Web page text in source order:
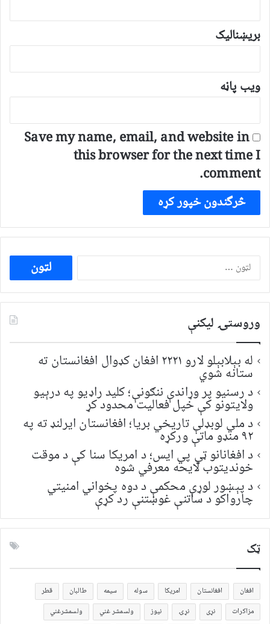
بریښنالیک
ویب پاڼه
Save my name, email, and website in
this browser for the next time I
comment.
ددی
لپاره
لټون:
وروستۍ ليکنې
له بېلابېلو لارو ۲۲۲۱ افغان کډوال افغانستان ته
ستانه شوي
د رسنیو پر وړاندې ننګونې؛ کلید راډیو په درېیو
ولایتونو کې خپل فعالیت محدود کړ
د ملي لوبډلې تاریخي بریا؛ افغانستان ایرلنډ ته په
۹۲ منډو ماتې ورکړه
د افغانانو ټي پي ایس؛ د امریکا سنا کې د موقت
خونديتوب لایحه معرفي شوه
د پېښور لوړې محکمې د دوه پخواني امنیتي
چارواکو د ساتنې غوښتنې رد کړې
ټک
افغان افغانستان امریکا سوله سیمه طالبان
قطر
مزاکرات
نړی نړۍ نیوز ولسمشر غني
ولسمشرغني